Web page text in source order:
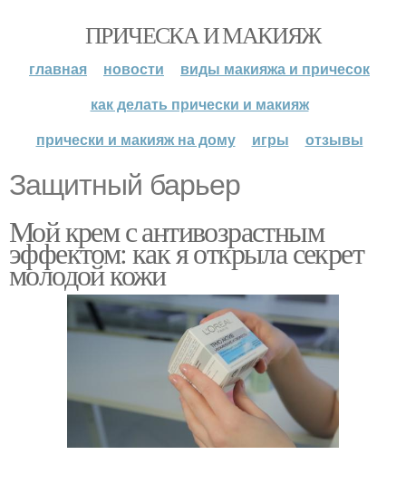
ПРИЧЕСКА И МАКИЯЖ
главная новости
виды макияжа и причесок
как делать прически и макияж
прически и макияж на дому
игры отзывы
Защитный барьер
Мой крем с антивозрастным
эффектом: как я открыла секрет
молодой кожи